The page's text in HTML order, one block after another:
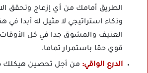
الطريق أمامك من أي إزعاج وتحقق
وذكاء استراتيجي لا مثيل له أبدا في
العنيف والمشوق جدا في كل الأوقات
قوي حقا باستمرار تماما.
الدرع الواقي: من أجل تحصين هيكلك